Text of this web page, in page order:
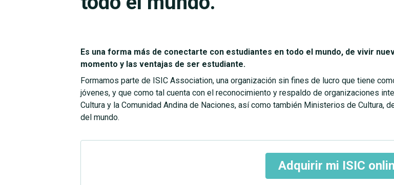
Es una forma más de conectarte con estudiantes en todo el mundo, de vivir
momento y las ventajas de ser estudiante.
Formamos parte de ISIC Association, una organización sin fines de lucro que tiene
jóvenes, y que como tal cuenta con el reconocimiento y respaldo de organizaciones
Cultura y la Comunidad Andina de Naciones, así como también Ministerios de Cultura,
del mundo.
Adquirir mi ISIC